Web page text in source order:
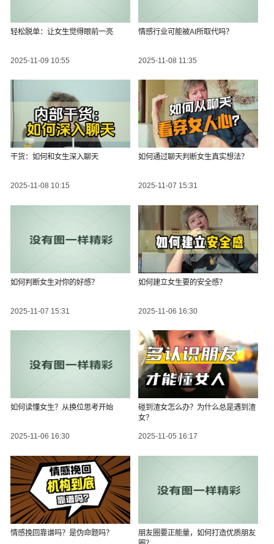
轻松脱单：让女生觉得眼前一亮
2025-11-09 10:55
情感行业可能被AI所取代吗？
2025-11-08 11:35
干货：如何和女生深入聊天
2025-11-08 10:15
如何通过聊天判断女生真实想法？
2025-11-07 15:31
如何判断女生对你的好感？
2025-11-07 15:31
如何建立女生要的安全感？
2025-11-06 16:30
如何读懂女生？从换位思考开始
2025-11-06 16:30
碰到渣女怎么办？为什么总是遇到渣
女？
2025-11-05 16:17
情感挽回靠谱吗？是伪命题吗？
朋友圈要正能量，如何打造优质朋友